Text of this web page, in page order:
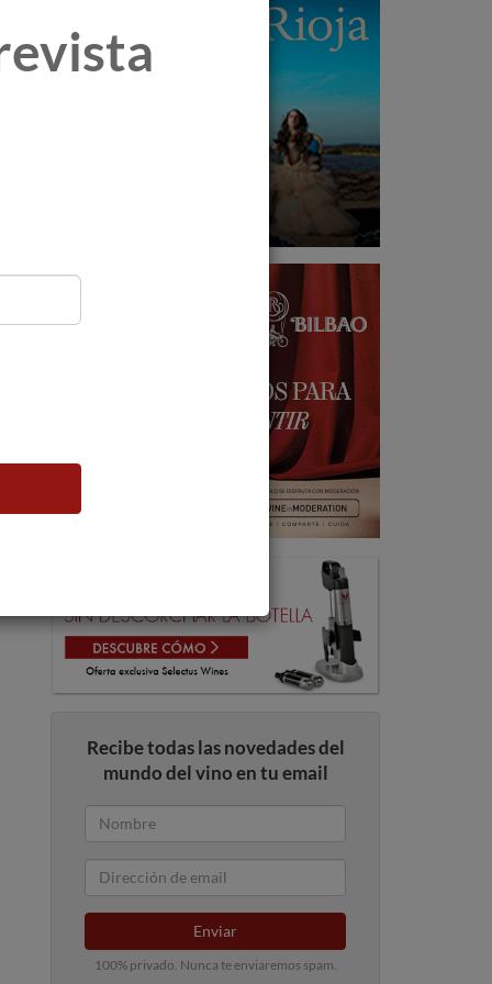
Recibe todas las novedades del
mundo del vino en tu email
Enviar
100% privado. Nunca te enviaremos spam.